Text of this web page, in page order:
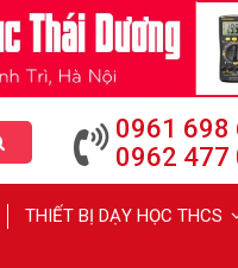
0961 698
0962 477
THIẾT BỊ DẠY HỌC THCS